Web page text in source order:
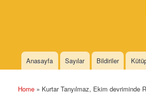
Main menu
Anasayfa Sayılar Bildiriler
You are here
Home » Kurtar Tanyılmaz, Ekim devriminde